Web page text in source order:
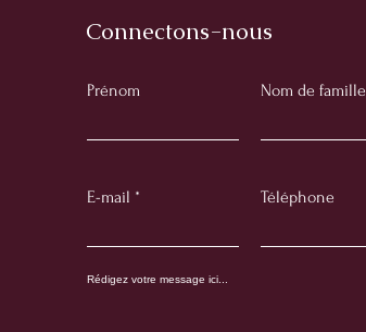
Connectons-nous
Prénom Nom de famille
E-mail Téléphone